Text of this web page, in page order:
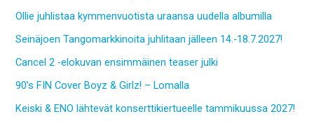
Ollie juhlistaa kymmenvuotista uraansa uudella albumilla
Seinäjoen Tangomarkkinoita juhlitaan jälleen 14.-18.7.2027!
Cancel 2 -elokuvan ensimmäinen teaser julki
90’s FIN Cover Boyz & Girlz! – Lomalla
Keiski & ENO lähtevät konserttikiertueelle tammikuussa 2027!